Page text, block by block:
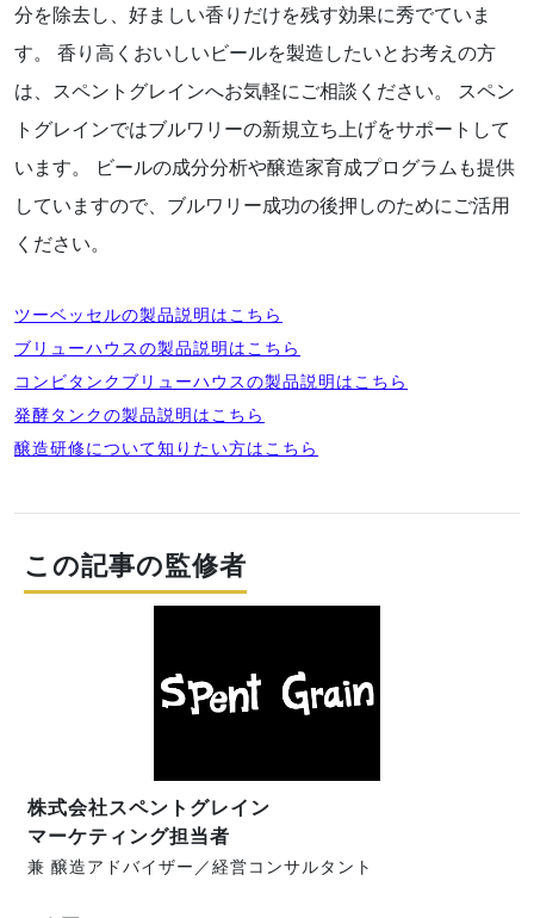
分を除去し、好ましい香りだけを残す効果に秀でていま
す。 香り高くおいしいビールを製造したいとお考えの方
は、スペントグレインへお気軽にご相談ください。 スペン
トグレインではブルワリーの新規立ち上げをサポートして
います。 ビールの成分分析や醸造家育成プログラムも提供
していますので、ブルワリー成功の後押しのためにご活用
ください。
ツーベッセルの製品説明はこちら
ブリューハウスの製品説明はこちら
コンビタンクブリューハウスの製品説明はこちら
発酵タンクの製品説明はこちら
醸造研修について知りたい方はこちら
この記事の監修者
株式会社スペントグレイン
マーケティング担当者
兼 醸造アドバイザー／経営コンサルタント